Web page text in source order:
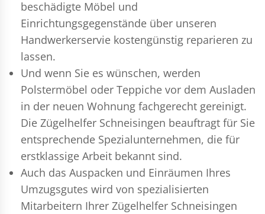
beschädigte Möbel und
Einrichtungsgegenstände über unseren
Handwerkerservie kostengünstig reparieren zu
lassen.
Und wenn Sie es wünschen, werden
Polstermöbel oder Teppiche vor dem Ausladen
in der neuen Wohnung fachgerecht gereinigt.
Die Zügelhelfer Schneisingen beauftragt für Sie
entsprechende Spezialunternehmen, die für
erstklassige Arbeit bekannt sind.
Auch das Auspacken und Einräumen Ihres
Umzugsgutes wird von spezialisierten
Mitarbeitern Ihrer Zügelhelfer Schneisingen